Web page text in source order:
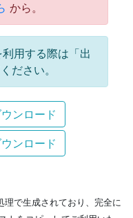
から。
用する際は「出
ださい。
ンロード
ンロード
理で生成されており、完全に